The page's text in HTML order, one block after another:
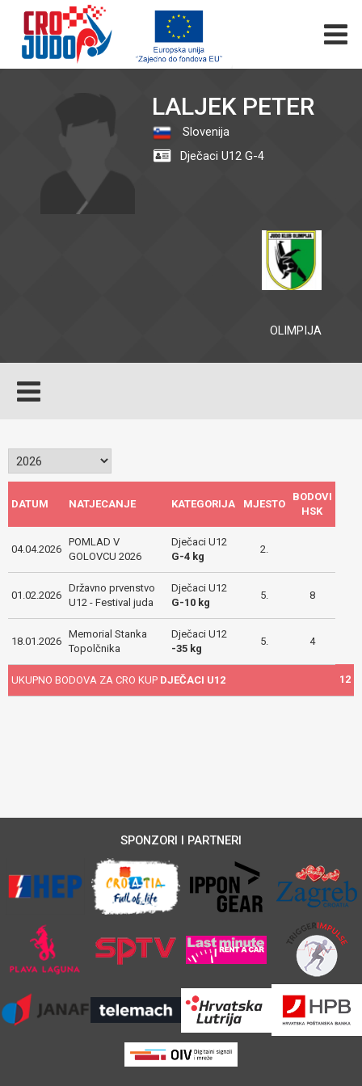
LALJEK PETER
Slovenija
Dječaci U12 G-4
OLIMPIJA
DATUM NATJECANJE KATEGORIJA MJESTO
BODOVI
HSK
04.04.2026
POMLAD V
GOLOVCU 2026
Dječaci U12
G-4 kg
2.
01.02.2026
Državno prvenstvo
U12 - Festival juda
Dječaci U12
G-10 kg
5. 8
18.01.2026
Memorial Stanka
Topolčnika
Dječaci U12
-35 kg
5. 4
UKUPNO BODOVA ZA CRO KUP DJEČACI U12 12
SPONZORI I PARTNERI